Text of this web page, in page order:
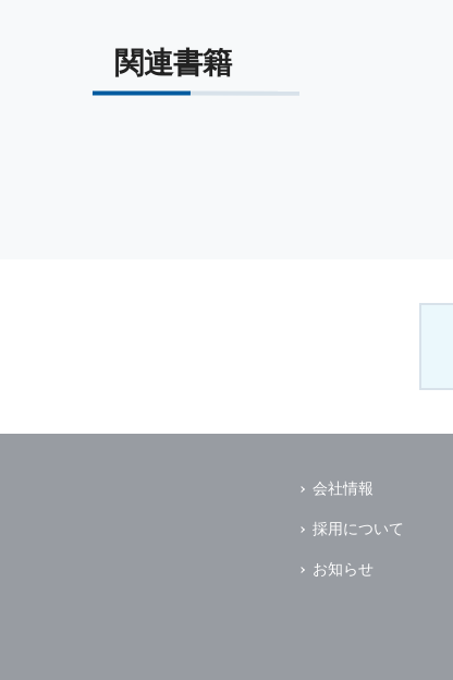
関連書籍
会社情報
採用について
お知らせ